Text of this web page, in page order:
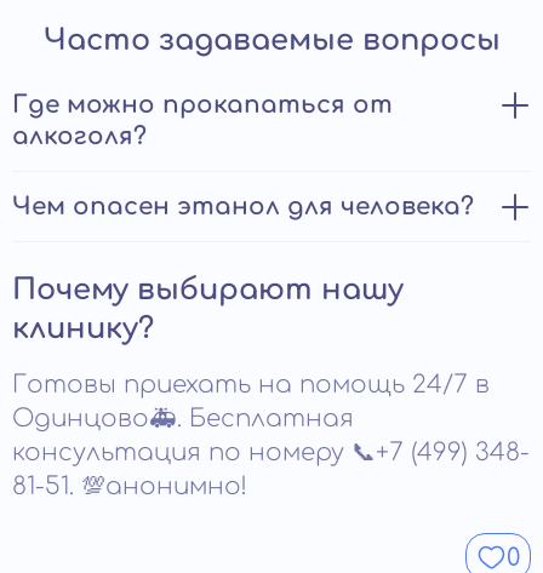
Часто задаваемые вопросы
Где можно прокапаться от
алкоголя?
Пройти процедуру детоксикации можно в условиях
стационара или на дому. В случаях тяжелого
интоксикации легкой и умеренной тяжести, если
состояние пациента не вызывает опасений,
отсутствуют противопоказания к инфузионной
условиях. Плюсы откапывания от алкоголя на дому:
помощь можно вызвать круглосуточно;
не нужно тратить время на доставку больного в
клинику;
Чем опасен этанол для человека?
оказывает токсическое воздействие на все органы и
системы жизнедеятельности:
оказывает мутагенное влияние, является причиной
нарушения развития плода при беременности;
вызывает отравление клеток;
быстро вызывает привыкание, становится
Почему выбирают нашу
клинику?
Готовы приехать на помощь 24/7 в
Одинцово🚑. Бесплатная
консультация по номеру 📞+7 (499) 348-
81-51. 💯анонимно!
0